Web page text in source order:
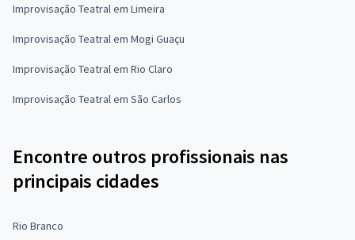
Improvisação Teatral em Limeira
Improvisação Teatral em Mogi Guaçu
Improvisação Teatral em Rio Claro
Improvisação Teatral em São Carlos
Encontre outros profissionais nas
principais cidades
Rio Branco